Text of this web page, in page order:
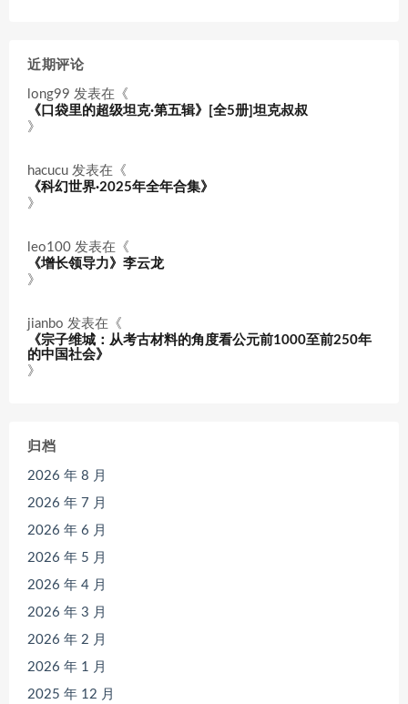
近期评论
long99 发表在《
《口袋里的超级坦克·第五辑》[全5册]坦克叔叔
》
hacucu 发表在《
《科幻世界·2025年全年合集》
》
leo100 发表在《
《增长领导力》李云龙
》
jianbo 发表在《
《宗子维城：从考古材料的角度看公元前1000至前250年
的中国社会》
》
归档
2026 年 8 月
2026 年 7 月
2026 年 6 月
2026 年 5 月
2026 年 4 月
2026 年 3 月
2026 年 2 月
2026 年 1 月
2025 年 12 月